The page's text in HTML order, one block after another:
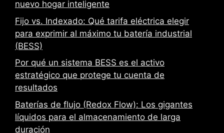
nuevo hogar inteligente
Fijo vs. Indexado: Qué tarifa eléctrica elegir
para exprimir al máximo tu batería industrial
(BESS)
Por qué un sistema BESS es el activo
estratégico que protege tu cuenta de
resultados
Baterías de flujo (Redox Flow): Los gigantes
líquidos para el almacenamiento de larga
duración